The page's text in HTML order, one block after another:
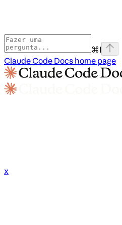
⌘I
Claude Code Docs home page
x